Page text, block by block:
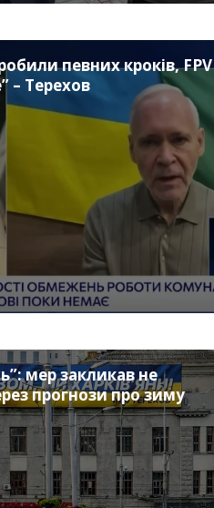
певних кроків, FPV
– Терехов
мер закликав не
прогнози про зиму
TwitterYoutube